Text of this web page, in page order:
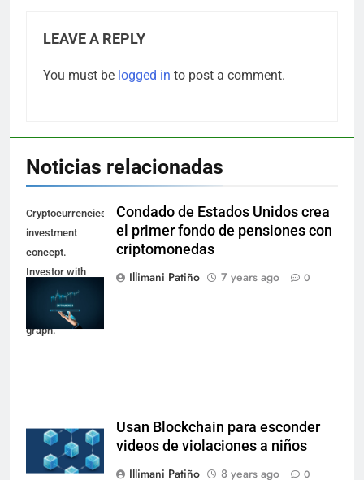
LEAVE A REPLY
You must be logged in to post a comment.
Noticias relacionadas
Cryptocurrencies
investment
concept.
Investor with
digital tablet and
virtual tradeview
graph.
Condado de Estados Unidos crea
el primer fondo de pensiones con
criptomonedas
Illimani Patiño
7 years ago 0
Usan Blockchain para esconder
videos de violaciones a niños
Illimani Patiño
8 years ago 0